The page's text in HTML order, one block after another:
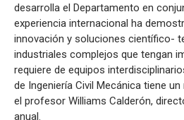
desarrolla el Departamento en
experiencia internacional ha
innovación y soluciones científico-
industriales complejos que tengan
requiere de equipos
de Ingeniería Civil Mecánica tiene
el profesor Williams Calderón,
anual.